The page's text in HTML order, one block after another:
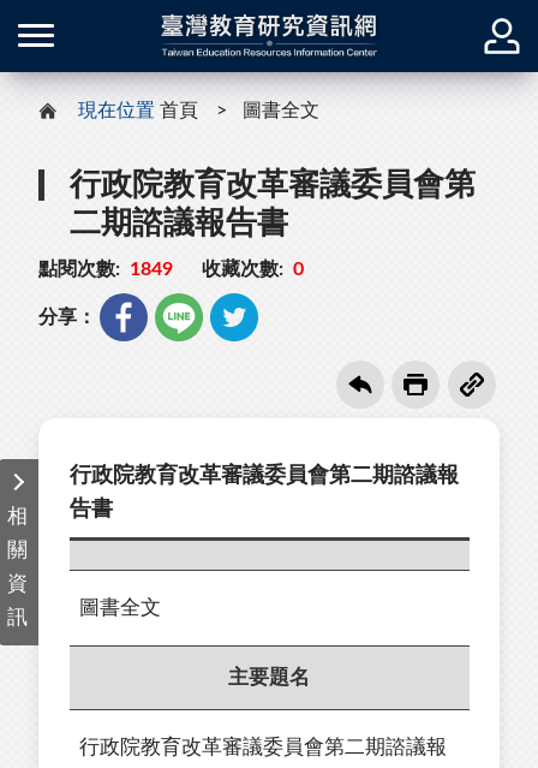
現在位置 首頁 圖書全文
行政院教育改革審議委員會第
二期諮議報告書
點閱次數: 1849 收藏次數: 0
分享：
相
關
資
訊
行政院教育改革審議委員會第二期諮議報
告書
圖書全文
主要題名
行政院教育改革審議委員會第二期諮議報